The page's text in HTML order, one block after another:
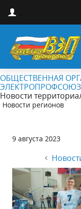
ОБЩЕСТВЕННАЯ
ЭЛЕКТРОПРОФСОЮЗ"
Новости
Новости регионов
9 августа 2023